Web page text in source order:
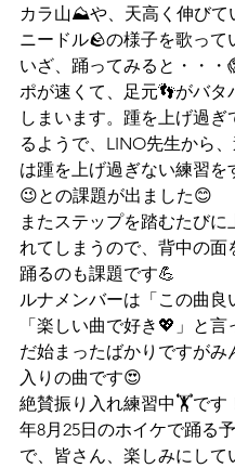
カラ山⛰️や、天高く伸びて
ニードル🪨の様子を歌って
いざ、踊ってみると・・・
ポが速くて、足元👣がバタ
しまいます。踵を上げ過ぎ
るようで、LINO先生から
は踵を上げ過ぎない練習を
😉との課題が出ました😊
またステップを踏むたびに
れてしまうので、背中の面
踊るのも課題です💪
ルナメンバーは「この曲良い
「楽しい曲で好き💖」と言
だ始まったばかりですがみ
入りの曲です😍
絶賛振り入れ練習中🏋️です
年8月25日のホイケで踊る
で、皆さん、楽しみにして